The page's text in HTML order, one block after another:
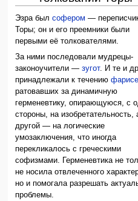
Эзра былсофером —
Торы; он и его преемники были
первыми её толкователями.
За ними последовали мудрецы-
законоучители —зугот. И те и
принадлежали к течению
ратовавших за динамичную
герменевтику, опирающуюся, с
стороны, на изобретательность,
другой — на логические
умозаключения, что иногда
перекликалось с греческими
софизмами. Герменевтика не
не носила отвлеченного
но и помогала разрешать
проблемы.